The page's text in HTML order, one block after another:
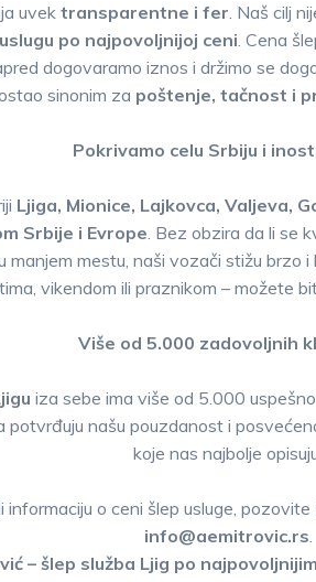
uvek transparentne i fer. Naš cilj
po najpovoljnijoj ceni. Cena
dogovaramo iznos i držimo se
sinonim za poštenje, tačnost i
Pokrivamo celu Srbiju i
Ljiga, Mionice, Lajkovca, Valjeva,
Srbije i Evrope. Bez obzira da li se
manjem mestu, naši vozači stižu brzo
vikendom ili praznikom – možete
Više od 5.000 zadovoljnih
iza sebe ima više od 5.000
potvrđuju našu pouzdanost i
koje nas najbolje
informaciju o ceni šlep usluge, pozovite
info@aemitrovic.rs.
– šlep služba Ljig po